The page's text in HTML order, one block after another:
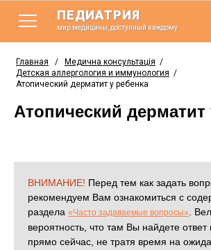
ПЕДИАТРИЯ
мир медицины, доступный каждому
Главная / Медична консультація /
Детская аллергология и иммунология /
Атопический дерматит у ребенка
Атопический дерматит
ВНИМАНИЕ! Перед тем как задать
рекомендуем Вам ознакомиться с
раздела «Часто задаваемые вопросы»
.
вероятность, что там Вы найдете
прямо сейчас, не тратя время на